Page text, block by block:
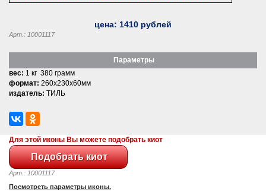
цена: 1410 рублей
Арт.: 10001117
Параметры
вес: 1 кг 380 грамм
формат: 260x230x60мм
издатель: ТИЛЬ
Для этой иконы Вы можете подобрать киот
Арт.: 10001117
Посмотреть параметры иконы.